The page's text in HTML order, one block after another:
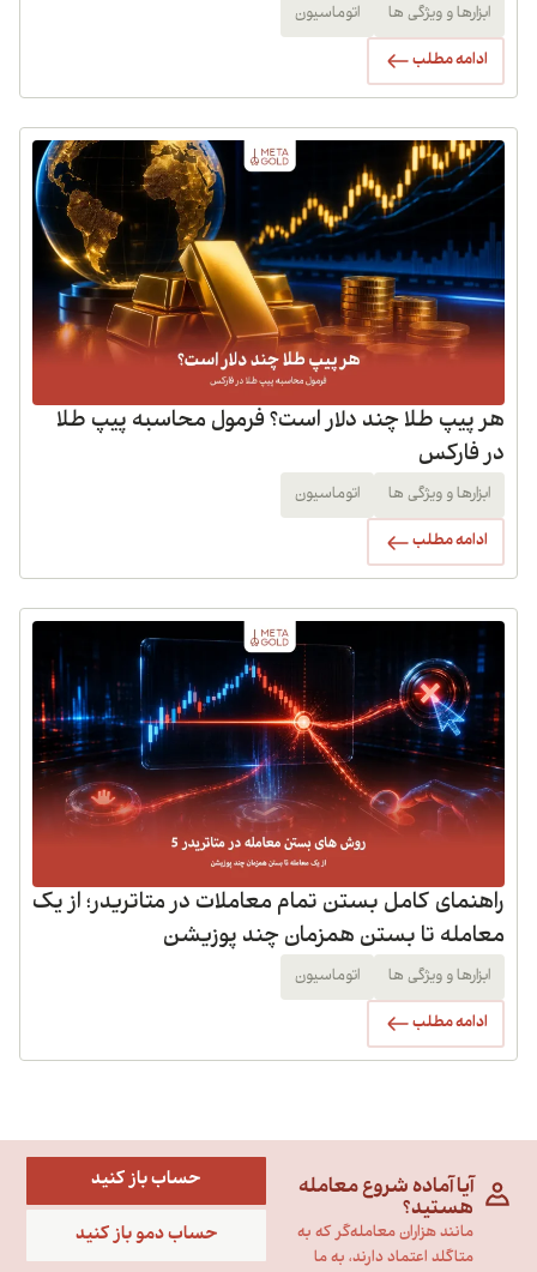
ابزارها و ویژگی ها اتوماسیون
ادامه مطلب
هر پیپ طلا چند دلار است؟ فرمول محاسبه پیپ طلا
در فارکس
ابزارها و ویژگی ها اتوماسیون
ادامه مطلب
راهنمای کامل بستن تمام معاملات در متاتریدر؛ از یک
معامله تا بستن همزمان چند پوزیشن
ابزارها و ویژگی ها اتوماسیون
ادامه مطلب
آیا آماده شروع معامله
هستید؟
مانند هزاران معامله‌گر که به
متاگلد اعتماد دارند، به ما
حساب باز کنید
حساب دمو باز کنید